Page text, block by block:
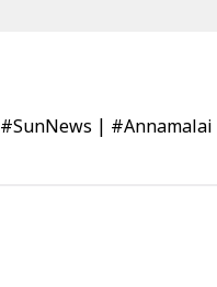
#SunNews #Annamalai